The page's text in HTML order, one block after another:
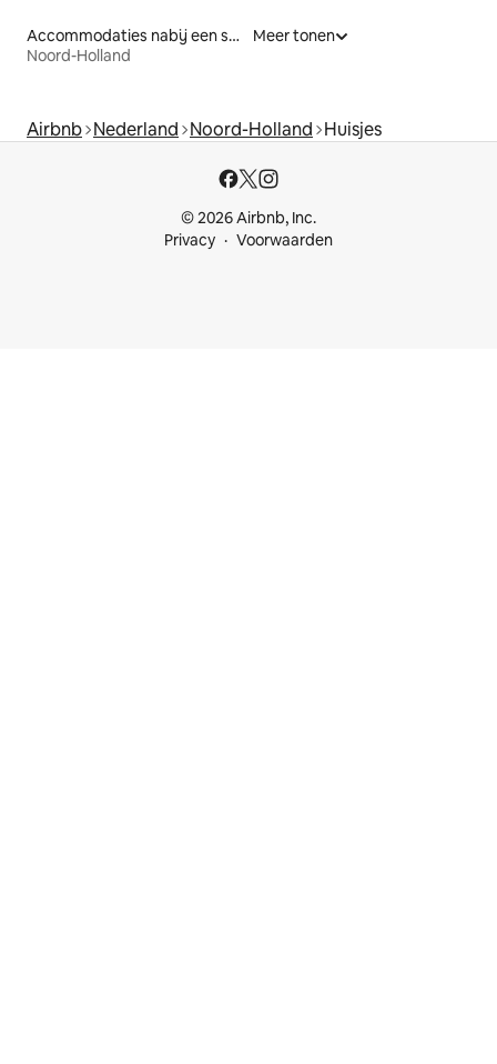
Accommodaties nabij een strand
Noord-Holland
Meer tonen
Airbnb Nederland Noord-Holland Huisjes
© 2026 Airbnb, Inc.
Privacy
Voorwaarden